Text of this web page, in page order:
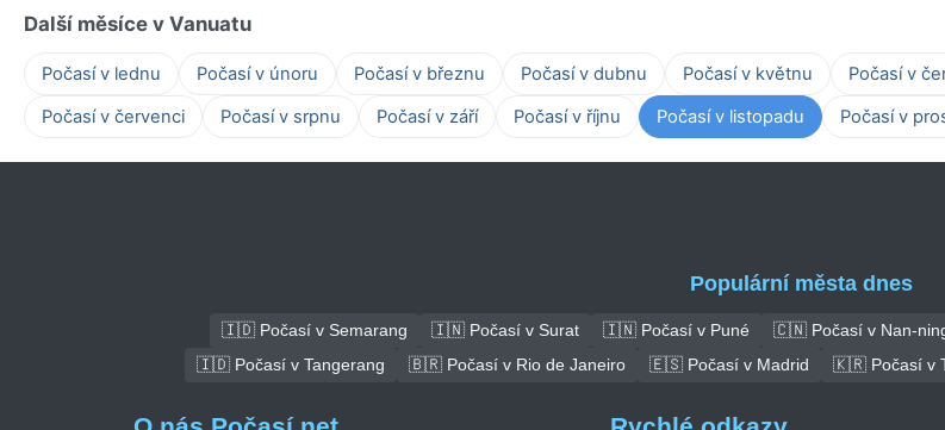
Další měsíce v Vanuatu
Počasí v lednu Počasí v únoru Počasí v březnu Počasí v dubnu Počasí v květnu
Počasí v
Počasí v červenci
Počasí v srpnu Počasí v září Počasí v říjnu Počasí v listopadu Počasí v
Populární města dnes
🇮🇩 Počasí v Semarang 🇮🇳 Počasí v Surat 🇮🇳 Počasí v Puné 🇨🇳 Počasí v Nan-
🇮🇩 Počasí v Tangerang
🇧🇷 Počasí v Rio de Janeiro 🇪🇸 Počasí v Madrid 🇰🇷 Počasí v